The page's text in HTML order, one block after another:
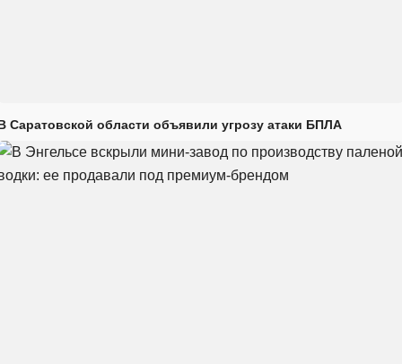
Саратовской области объявили угрозу атаки БПЛА